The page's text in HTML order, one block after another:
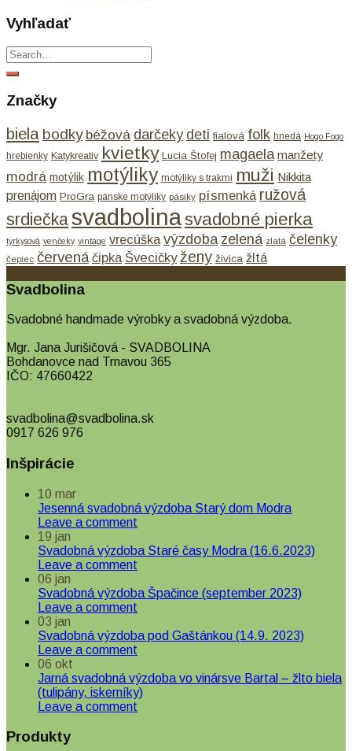
Vyhľadať
Značky
biela bodky béžová darčeky deti fialová folk hnedá Hogo Fogo
hrebienky Katykreativ kvietky Lucia Štofej magaela manžety
modrá motýlik motýliky motýliky s trakmi muži Nikkita
prenájom ProGra pánske motýliky pásiky písmenká ružová
srdiečkasvadbolinasvadobné pierka
tyrkysová venčeky vintage vrecúška výzdoba zelená zlatá čelenky
čepiec červená čipka Švecičky ženy živica žltá
Svadbolina
Svadobné handmade výrobky a svadobná výzdoba.
Mgr. Jana Jurišičová - SVADBOLINA
Bohdanovce nad Trnavou 365
IČO: 47660422
svadbolina@svadbolina.sk
0917 626 976
Inšpirácie
10 mar
Jesenná svadobná výzdoba Starý dom Modra
Leave a comment
19 jan
Svadobná výzdoba Staré časy Modra (16.6.2023)
Leave a comment
06 jan
Svadobná výzdoba Špačince (september 2023)
Leave a comment
03 jan
Svadobná výzdoba pod Gaštánkou (14.9. 2023)
Leave a comment
06 okt
Jarná svadobná výzdoba vo vinársve Bartal – žlto biela
(tulipány, iskerníky)
Leave a comment
Produkty